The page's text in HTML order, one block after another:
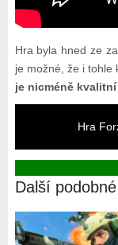
Hra byla hned ze
je možné, že i tohle
je nicméně
Hra
Další